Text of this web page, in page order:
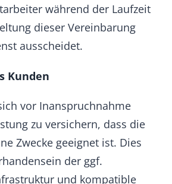
sind sich bewusst und
dem Stand der Technik
Fehler in der Software
dieser Software
diese Software zu
(uneingeschränkt
Schäden aus